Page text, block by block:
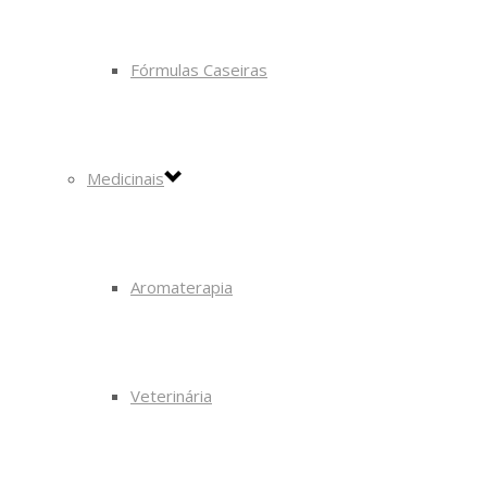
Fórmulas Caseiras
Medicinais
Aromaterapia
Veterinária